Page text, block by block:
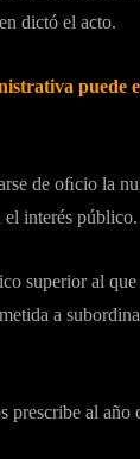
dictó el acto.
puede
de oﬁcio la
el interés público.
superior al
a
prescribe al año